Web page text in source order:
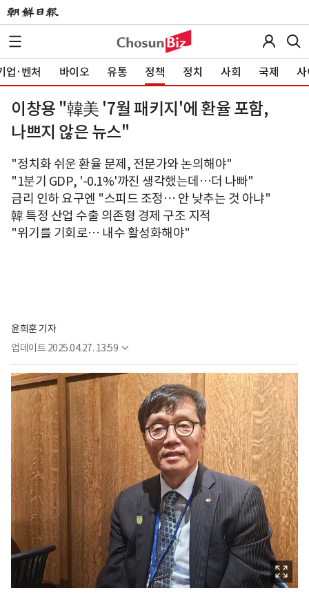
업·벤처 바이오 유통 정책 정치 사회 국제 사
이창용 "韓美 '7월 패키지'에 환율 포함,
나쁘지 않은 뉴스"
"정치화 쉬운 환율 문제, 전문가와 논의해야"
"1분기 GDP, '-0.1%'까진 생각했는데…더 나빠"
금리 인하 요구엔 "스피드 조정… 안 낮추는 것 아냐"
韓 특정 산업 수출 의존형 경제 구조 지적
"위기를 기회로… 내수 활성화해야"
윤희훈 기자
업데이트 2025.04.27. 13:59